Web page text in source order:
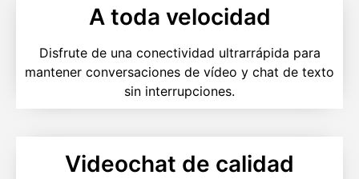
A toda velocidad
Disfrute de una conectividad ultrarrápida para
mantener conversaciones de vídeo y chat de texto
sin interrupciones.
Videochat de calidad